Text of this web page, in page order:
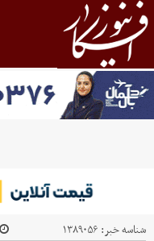
شناسه خبر: ۱۳۸۹۰۵۶